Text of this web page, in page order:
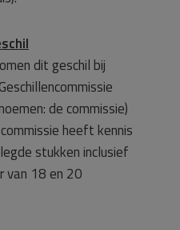
dit geschil bij
de commissie)
heeft kennis
stukken inclusief
van 18 en 20